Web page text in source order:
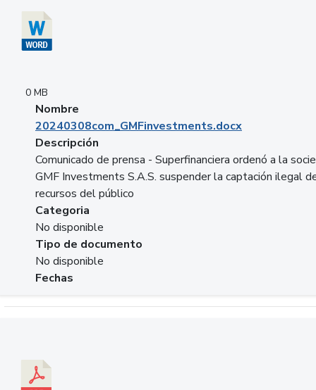
0 MB
Nombre
20240308com_GMFinvestments.docx
Descripción
Comunicado de prensa - Superfinanciera ordenó a la
GMF Investments S.A.S. suspender la captación ilegal
recursos del público
Categoria
No disponible
Tipo de documento
No disponible
Fechas